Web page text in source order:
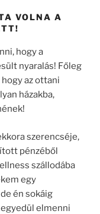
VOLNA A
hogy a
nyaralás! Főleg
az ottani
házakba,
szerencséje,
pénzéből
szállodába
egy
én sokáig
elmenni